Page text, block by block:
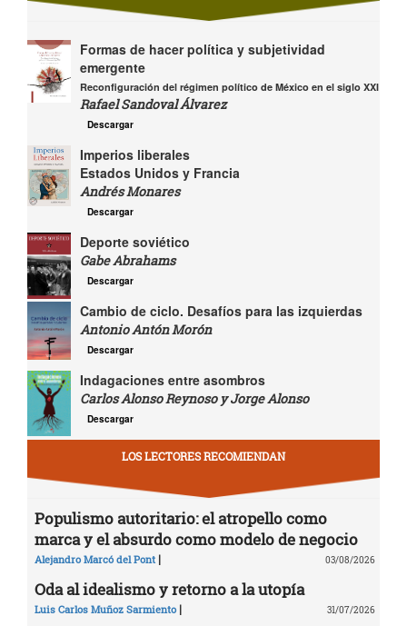
Formas de hacer política y subjetividad
emergente
Reconfiguración del régimen político de México en el siglo XXI
Rafael Sandoval Álvarez
Descargar
Imperios liberales
Estados Unidos y Francia
Andrés Monares
Descargar
Deporte soviético
Gabe Abrahams
Descargar
Cambio de ciclo. Desafíos para las izquierdas
Antonio Antón Morón
Descargar
Indagaciones entre asombros
Carlos Alonso Reynoso y Jorge Alonso
Descargar
LOS LECTORES RECOMIENDAN
Populismo autoritario: el atropello como
marca y el absurdo como modelo de negocio
Alejandro Marcó del Pont | 03/08/2026
Oda al idealismo y retorno a la utopía
Luis Carlos Muñoz Sarmiento | 31/07/2026